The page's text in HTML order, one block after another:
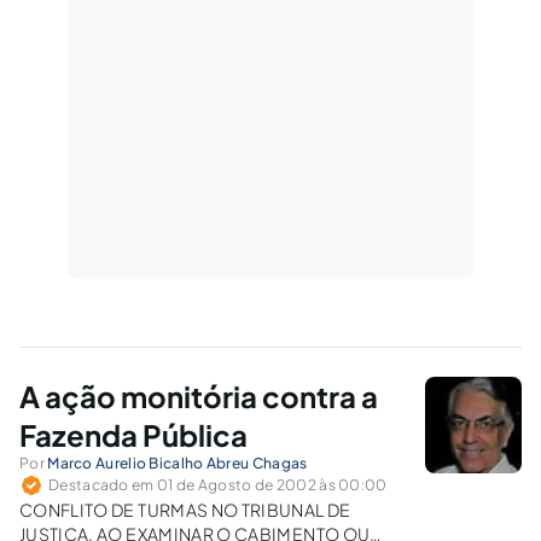
A ação monitória contra a
Fazenda Pública
Por Marco Aurelio Bicalho Abreu Chagas
Destacado em 01 de Agosto de 2002 às 00:00
CONFLITO DE TURMAS NO TRIBUNAL DE
JUSTIÇA, AO EXAMINAR O CABIMENTO OU